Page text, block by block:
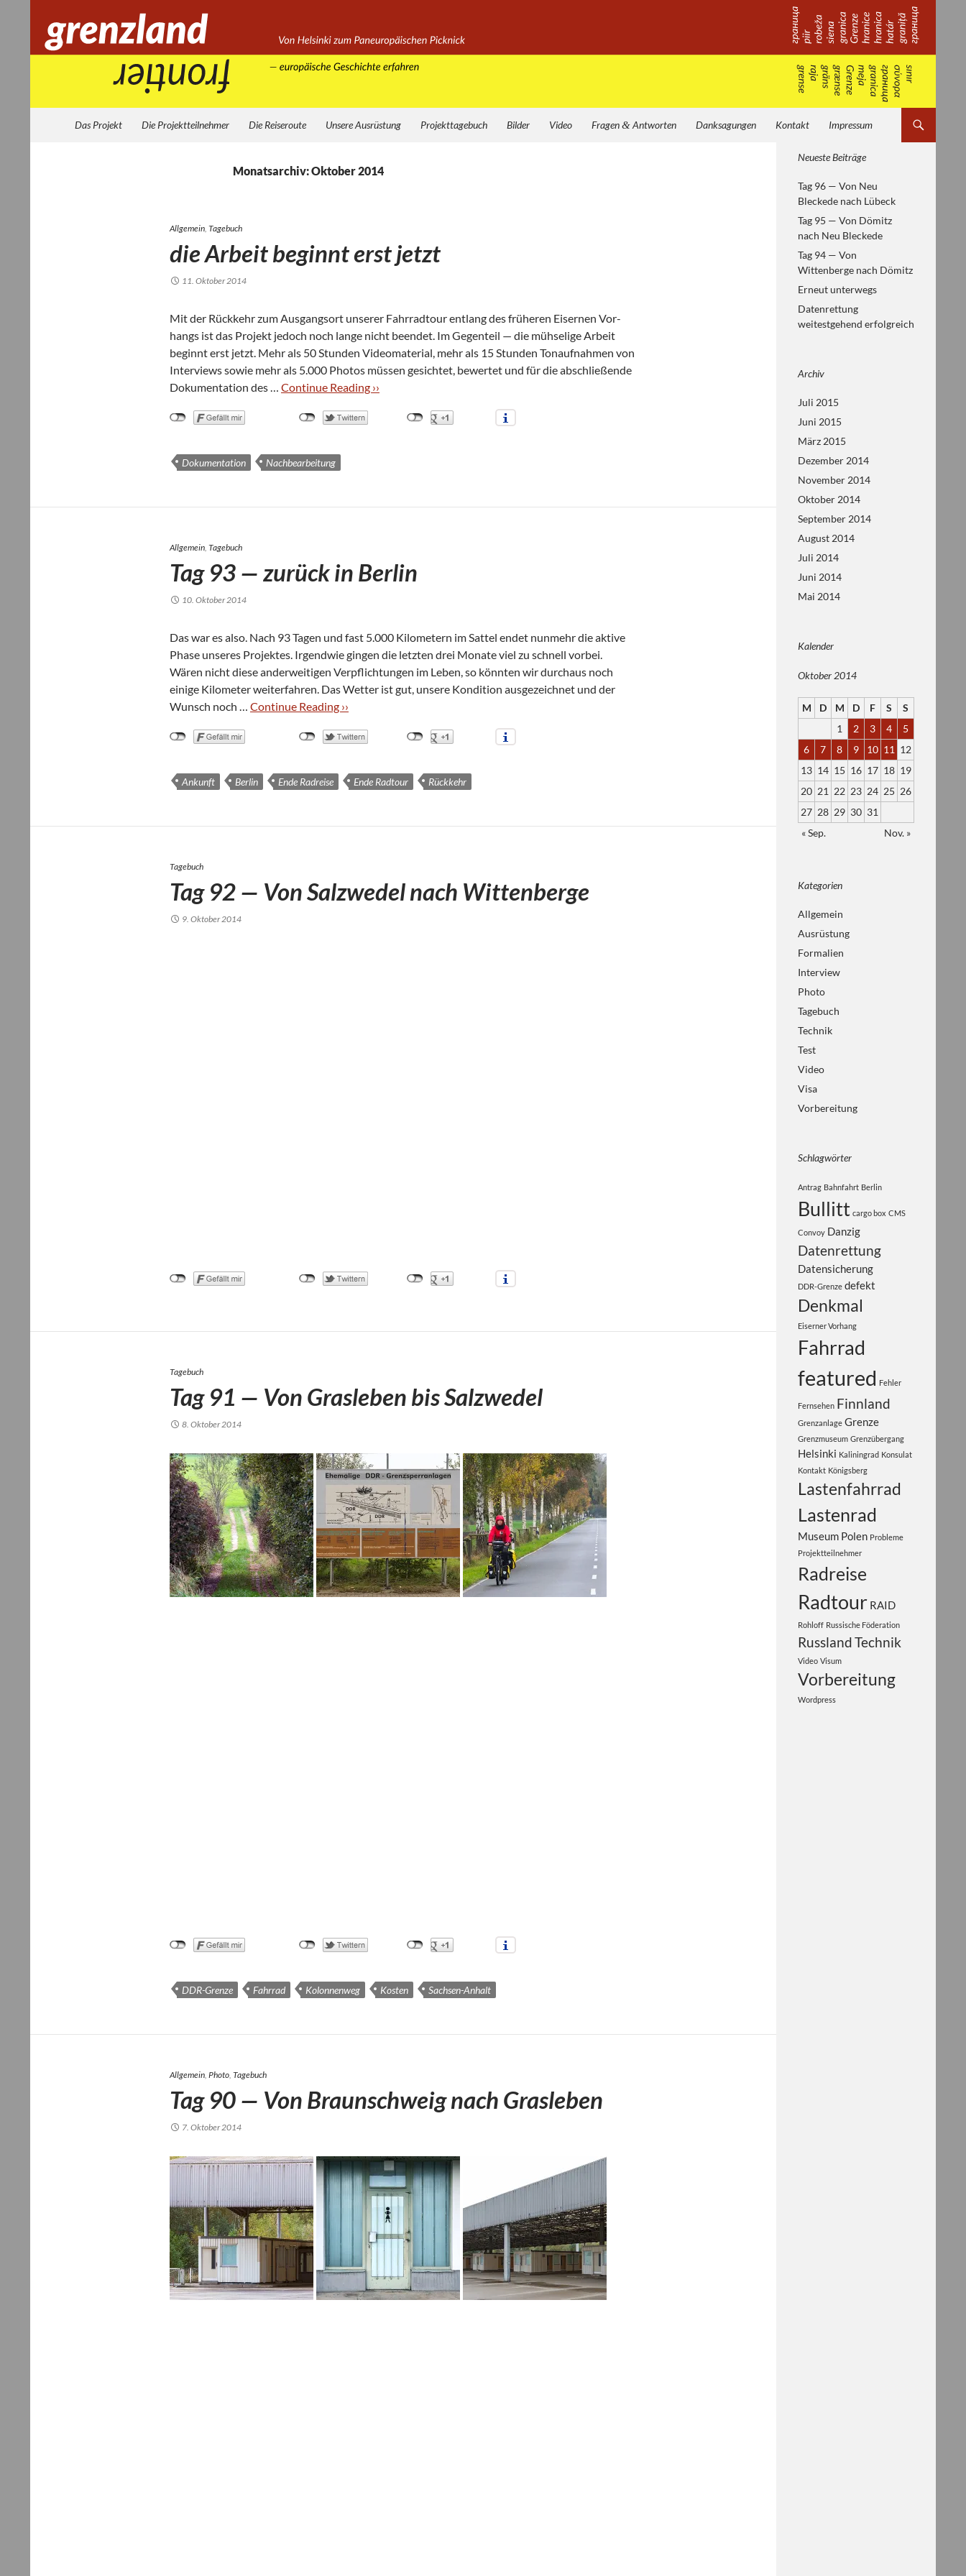
Grenzland
Das Projekt Die Projektteilnehmer Die Reiseroute Unsere Ausrüstung Projekttagebuch Bilder Video Fragen&Antworten Danksagungen Kontakt Impressum
Monatsarchiv: Oktober 2014
Allgemein, Tagebuch
die Arbeit beginnt erst jetzt
11. Oktober 2014
Mit der Rück­kehr zum Aus­gangs­ort unse­rer Fahr­rad­tour ent­lang des frü­he­ren Eiser­nen Vor­
hangs ist das Pro­jekt jedoch noch lange nicht been­det. Im Gegen­teil — die müh­se­lige Arbeit
beginnt erst jetzt. Mehr als 50 Stun­den Video­ma­te­rial, mehr als 15 Stun­den Ton­auf­nah­men von
Inter­views sowie mehr als 5.000 Pho­tos müs­sen gesich­tet, bewer­tet und für die abschlie­ßende
Doku­men­ta­tion des … Con­ti­nue Rea­ding ››
Dokumentation Nachbearbeitung
Allgemein, Tagebuch
Tag 93 — zurück in Berlin
10. Oktober 2014
Das war es also. Nach 93 Tagen und fast 5.000 Kilo­me­tern im Sat­tel endet nun­mehr die aktive
Phase unse­res Pro­jek­tes. Irgend­wie gin­gen die letz­ten drei Monate viel zu schnell vor­bei.
Wären nicht diese ander­wei­ti­gen Ver­pflich­tun­gen im Leben, so könn­ten wir durch­aus noch
einige Kilo­me­ter wei­ter­fah­ren. Das Wet­ter ist gut, unsere Kon­di­tion aus­ge­zeich­net und der
Wunsch noch … Con­ti­nue Rea­ding ››
Ankunft Berlin Ende Radreise Ende Radtour Rückkehr
Tagebuch
Tag 92 — Von Salzwedel nach Wittenberge
9. Oktober 2014
Tagebuch
Tag 91 — Von Grasleben bis Salzwedel
8. Oktober 2014
DDR-Grenze Fahrrad Kolonnenweg Kosten Sachsen-Anhalt
Allgemein, Photo, Tagebuch
Tag 90 — Von Braunschweig nach Grasleben
7. Oktober 2014
Von Helsinki zum
europäische Geschichte
erfahren
Neueste Beiträge
Tag 96 — Von Neu
Bleckede nach Lübeck
Tag 95 — Von Dömitz
nach Neu Bleckede
Tag 94 — Von
Wittenberge nach Dömitz
Erneut unterwegs
Datenrettung
weitestgehend erfolgreich
Archiv
Juli 2015
Juni 2015
März 2015
Dezember 2014
November 2014
Oktober 2014
September 2014
August 2014
Juli 2014
Juni 2014
Mai 2014
Kalender
Oktober 2014
M D M D F S
S
1
2 3 4
5
6
7 8 9 10 11 12
13 14 15 16 17 18 19
20 21 22 23 24 25 26
27 28 29 30 31
« Sep.
Nov. »
Kategorien
Allgemein
Ausrüstung
Formalien
Interview
Photo
Tagebuch
Technik
Test
Video
Visa
Vorbereitung
Schlagwörter
Antrag Bahnfahrt Berlin
Bullitt cargo box CMS
Convoy Danzig
Datenrettung
Datensicherung
DDR-Grenze defekt
Denkmal
Eiserner Vorhang
Fahrrad
featured Fehler
Fernsehen Finnland
Grenzanlage Grenze
Grenzmuseum Grenzübergang
Helsinki Kaliningrad Konsulat
Kontakt Königsberg
Lastenfahrrad
Lastenrad
Museum Polen Probleme
Projektteilnehmer
Radreise
Radtour RAID
Rohloff Russische Föderation
RusslandTechnik
Video Visum
Vorbereitung
Wordpress